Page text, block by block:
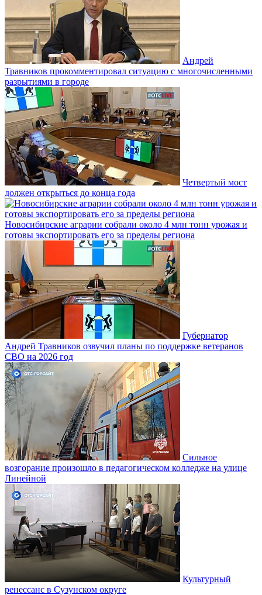
Андрей
Травников прокомментировал ситуацию с многочисленными
разрытиями в городе
Четвертый мост
должен открыться до конца года
Новосибирские аграрии собрали около 4 млн тонн урожая и
готовы экспортировать его за пределы региона
Губернатор
Андрей Травников озвучил планы по поддержке ветеранов
СВО на 2026 год
Сильное
возгорание произошло в педагогическом колледже на улице
Линейной
Культурный
ренессанс в Сузунском округе